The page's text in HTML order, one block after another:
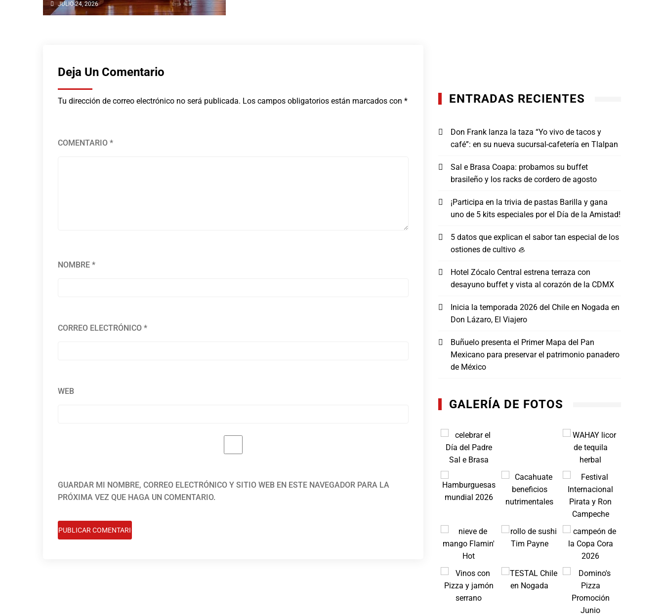
JULIO 24, 2026
Deja Un Comentario
Tu dirección de correo electrónico no será publicada. Los campos obligatorios están marcados con *
COMENTARIO *
NOMBRE *
CORREO ELECTRÓNICO *
WEB
GUARDAR MI NOMBRE, CORREO ELECTRÓNICO Y SITIO WEB EN ESTE NAVEGADOR PARA LA
PRÓXIMA VEZ QUE HAGA UN COMENTARIO.
ENTRADAS RECIENTES
Don Frank lanza la taza “Yo vivo de tacos y
café”: en su nueva sucursal-cafetería en Tlalpan
Sal e Brasa Coapa: probamos su buffet
brasileño y los racks de cordero de agosto
¡Participa en la trivia de pastas Barilla y gana
uno de 5 kits especiales por el Día de la Amistad!
5 datos que explican el sabor tan especial de los
ostiones de cultivo 🦪
Hotel Zócalo Central estrena terraza con
desayuno buffet y vista al corazón de la CDMX
Inicia la temporada 2026 del Chile en Nogada en
Don Lázaro, El Viajero
Buñuelo presenta el Primer Mapa del Pan
Mexicano para preservar el patrimonio panadero
de México
GALERÍA DE FOTOS